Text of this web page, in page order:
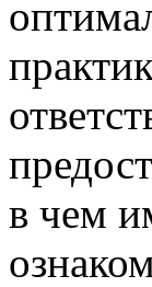
в чем